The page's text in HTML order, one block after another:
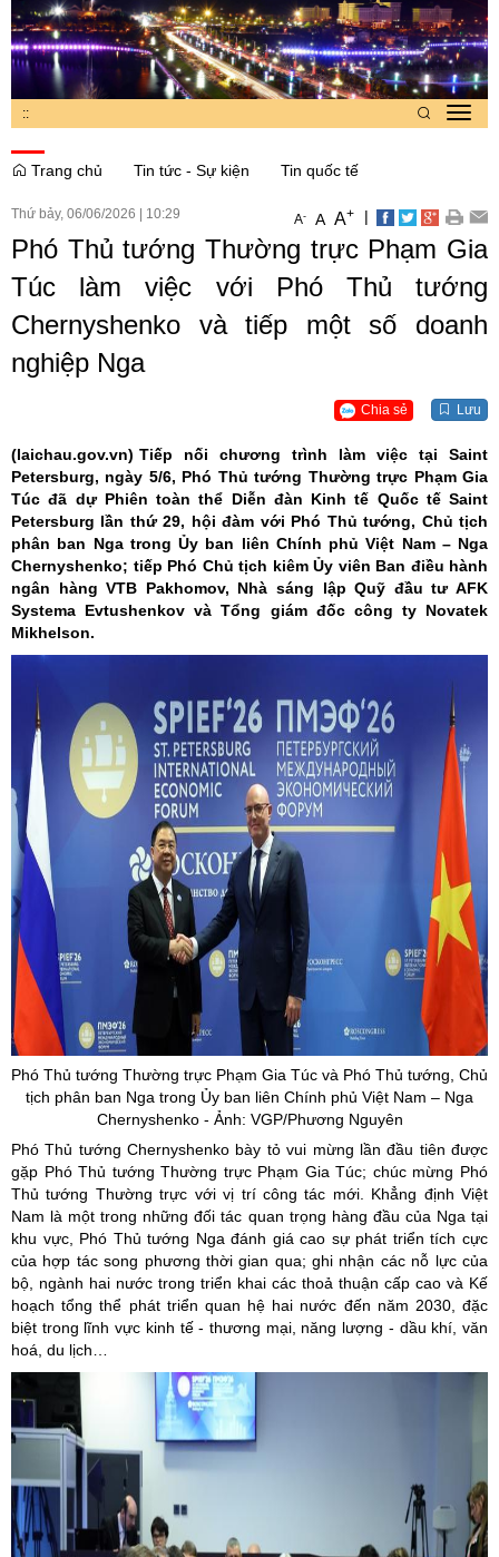
::
Trang chủ
Tin tức - Sự kiện Tin quốc tế
Thứ bảy, 06/06/2026 10:29 A- A A+ |
Phó Thủ tướng Thường trực Phạm Gia
Túc làm việc với Phó Thủ tướng
Chernyshenko và tiếp một số doanh
nghiệp Nga
Chia sẻ Lưu
(laichau.gov.vn) Tiếp nối chương trình làm việc tại Saint
Petersburg, ngày 5/6, Phó Thủ tướng Thường trực Phạm Gia
Túc đã dự Phiên toàn thể Diễn đàn Kinh tế Quốc tế Saint
Petersburg lần thứ 29, hội đàm với Phó Thủ tướng, Chủ tịch
phân ban Nga trong Ủy ban liên Chính phủ Việt Nam – Nga
Chernyshenko; tiếp Phó Chủ tịch kiêm Ủy viên Ban điều hành
ngân hàng VTB Pakhomov, Nhà sáng lập Quỹ đầu tư AFK
Systema Evtushenkov và Tổng giám đốc công ty Novatek
Mikhelson.
Phó Thủ tướng Thường trực Phạm Gia Túc và Phó Thủ tướng, Chủ
tịch phân ban Nga trong Ủy ban liên Chính phủ Việt Nam – Nga
Chernyshenko- Ảnh: VGP/Phương Nguyên
Phó Thủ tướng Chernyshenko bày tỏ vui mừng lần đầu tiên được
gặp Phó Thủ tướng Thường trực Phạm Gia Túc; chúc mừng Phó
Thủ tướng Thường trực với vị trí công tác mới. Khẳng định Việt
Nam là một trong những đối tác quan trọng hàng đầu của Nga tại
khu vực, Phó Thủ tướng Nga đánh giá cao sự phát triển tích cực
của hợp tác song phương thời gian qua; ghi nhận các nỗ lực của
bộ, ngành hai nước trong triển khai các thoả thuận cấp cao và Kế
hoạch tổng thể phát triển quan hệ hai nước đến năm 2030, đặc
biệt trong lĩnh vực kinh tế - thương mại, năng lượng - dầu khí, văn
hoá, du lịch…